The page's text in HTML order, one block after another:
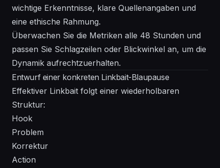
wichtige Erkenntnisse, klare Quellenangaben und
eine ethische Rahmung.
Überwachen Sie die Metriken alle 48 Stunden und
passen Sie Schlagzeilen oder Blickwinkel an, um die
Dynamik aufrechtzuerhalten.
Entwurf einer konkreten Linkbait-Blaupause
Effektiver Linkbait folgt einer wiederholbaren
Struktur:
Hook
Problem
Korrektur
Action